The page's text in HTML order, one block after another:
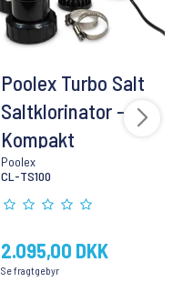
Poolex Turbo Salt
Saltklorinator -
Kompakt
Poolex
CL-TS100
2.095,00 DKK
Se fragtgebyr